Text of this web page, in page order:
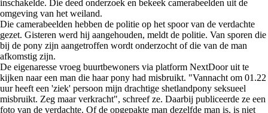
inschakelde. Die deed onderzoek en bekeek camerabeelden uit de
omgeving van het weiland.
Die camerabeelden hebben de politie op het spoor van de verdachte
gezet. Gisteren werd hij aangehouden, meldt de politie. Van sporen die
bij de pony zijn aangetroffen wordt onderzocht of die van de man
afkomstig zijn.
De eigenaresse vroeg buurtbewoners via platform NextDoor uit te
kijken naar een man die haar pony had misbruikt. "Vannacht om 01.22
uur heeft een 'ziek' persoon mijn drachtige shetlandpony seksueel
misbruikt. Zeg maar verkracht", schreef ze. Daarbij publiceerde ze een
foto van de verdachte. Of de opgepakte man dezelfde man is, is niet